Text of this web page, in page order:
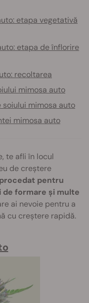
etapa vegetativă
etapa de înflorire
recoltarea
mimosa auto
mimosa auto
mimosa auto
te afli în locul
de creștere
pentru
de formare și multe
ai nevoie pentru a
cu creștere rapidă.